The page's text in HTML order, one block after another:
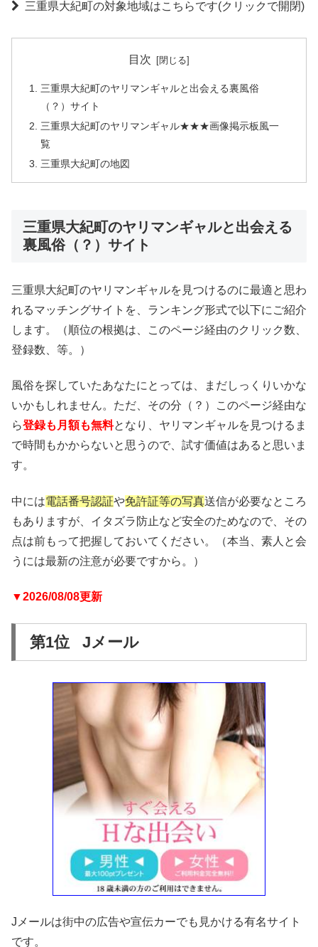
三重県大紀町の対象地域はこちらです(クリックで開閉)
目次
三重県大紀町のヤリマンギャルと出会える裏風俗
（？）サイト
三重県大紀町のヤリマンギャル★★★画像掲示板風一
覧
三重県大紀町の地図
三重県大紀町のヤリマンギャルと出会える
裏風俗（？）サイト
三重県大紀町のヤリマンギャルを見つけるのに最適と思わ
れるマッチングサイトを、ランキング形式で以下にご紹介
します。（順位の根拠は、このページ経由のクリック数、
登録数、等。）
風俗を探していたあなたにとっては、まだしっくりいかな
いかもしれません。ただ、その分（？）このページ経由な
ら登録も月額も無料となり、ヤリマンギャルを見つけるま
で時間もかからないと思うので、試す価値はあると思いま
す。
中には電話番号認証や免許証等の写真送信が必要なところ
もありますが、イタズラ防止など安全のためなので、その
点は前もって把握しておいてください。（本当、素人と会
うには最新の注意が必要ですから。）
▼2026/08/08更新
第1位 Jメール
Jメールは街中の広告や宣伝カーでも見かける有名サイト
です。